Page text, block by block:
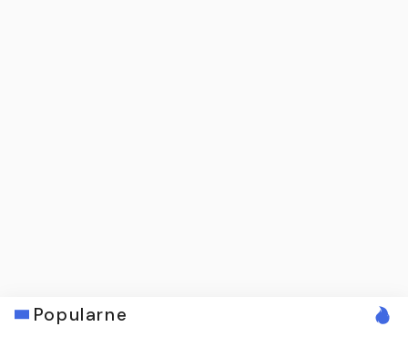
Popularne